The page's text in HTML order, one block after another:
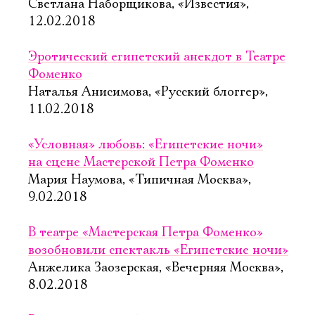
Светлана Наборщикова, «Известия»,
12.02.2018
Эротический египетский анекдот в Театре
Фоменко
Наталья Анисимова, «Русский блоггер»,
11.02.2018
«Условная» любовь: «Египетские ночи»
на сцене Мастерской Петра Фоменко
Мария Наумова, «Типичная Москва»,
9.02.2018
В театре «Мастерская Петра Фоменко»
возобновили спектакль «Египетские ночи»
Анжелика Заозерская, «Вечерняя Москва»,
8.02.2018